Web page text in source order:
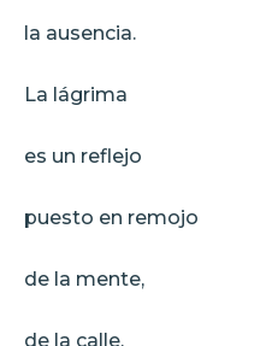
la ausencia.
La lágrima
es un reflejo
puesto en remojo
de la mente,
de la calle,